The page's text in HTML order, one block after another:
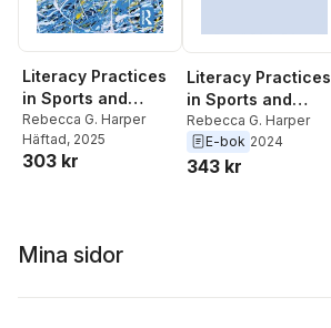
Literacy Practices
in Sports and
Coaching
Rebecca G. Harper
Häftad, 2025
303 kr
Literacy Practices
in Sports and
Coaching
Rebecca G. Harper
E-bok 2024
343 kr
Mina sidor